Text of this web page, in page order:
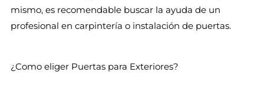
mismo, es recomendable buscar la ayuda de un
profesional en carpintería o instalación de puertas.
¿Como eliger Puertas para Exteriores?